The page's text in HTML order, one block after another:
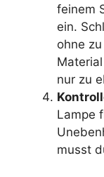
feinem
ein.
ohne
nur zu
Lampe
musst